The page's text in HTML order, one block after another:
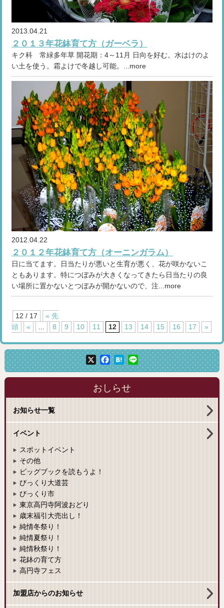
2013.04.21
２０１３年花鉢育て方（ガーベラ）
キク科 常緑多年草 開花期：4～11月 日向を好む。水はけのよ
い土を使う。霜よけで冬越し可能。...more
2012.04.22
２０１２年花鉢育て方（オーニンガラム）
日に当てます。日当たりが悪いと生育が悪く、花が咲かないこ
ともあります。特につぼみが大きくなってきたら日当たりの良
い場所に置かないとつぼみが開かないので、注...more
12 / 17
« 先
頭
« 8 9 10 11 12 13 14 15 16 17 »
X Facebook
Hatena
Line
おしらせ
お知らせ一覧
イベント
スポットイベント
その他
ビッグブックを読もうよ！
びっくり大道芸
びっくり市
東京高円寺阿波おどり
歳末福引大売出し！
純情冬祭り！
純情夏祭り！
純情秋祭り！
花鉢の育て方
高円寺フェス
加盟店からのお知らせ